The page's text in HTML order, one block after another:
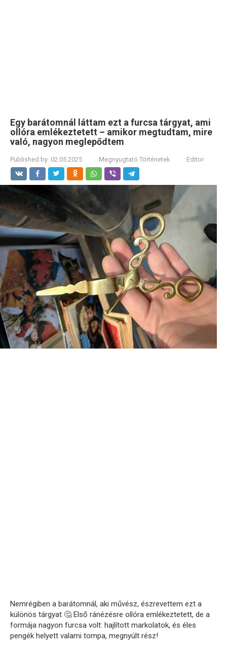
Egy barátomnál láttam ezt a furcsa tárgyat, ami
ollóra emlékeztetett – amikor megtudtam, mire
való, nagyon meglepődtem
Published by: 02.05.2025 Megnyugtató Történetek Editor
Nemrégiben a barátomnál, aki művész, észrevettem ezt a
különös tárgyat 🤔 Első ránézésre ollóra emlékeztetett, de a
formája nagyon furcsa volt: hajlított markolatok, és éles
pengék helyett valami tompa, megnyúlt rész!